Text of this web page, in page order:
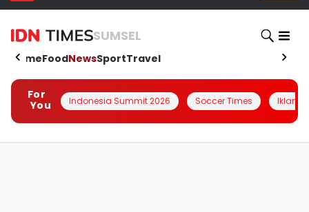
SUMSEL
HomeFoodNewsSportTravel
For
You
Indonesia Summit 2026 Soccer Times Iklanin